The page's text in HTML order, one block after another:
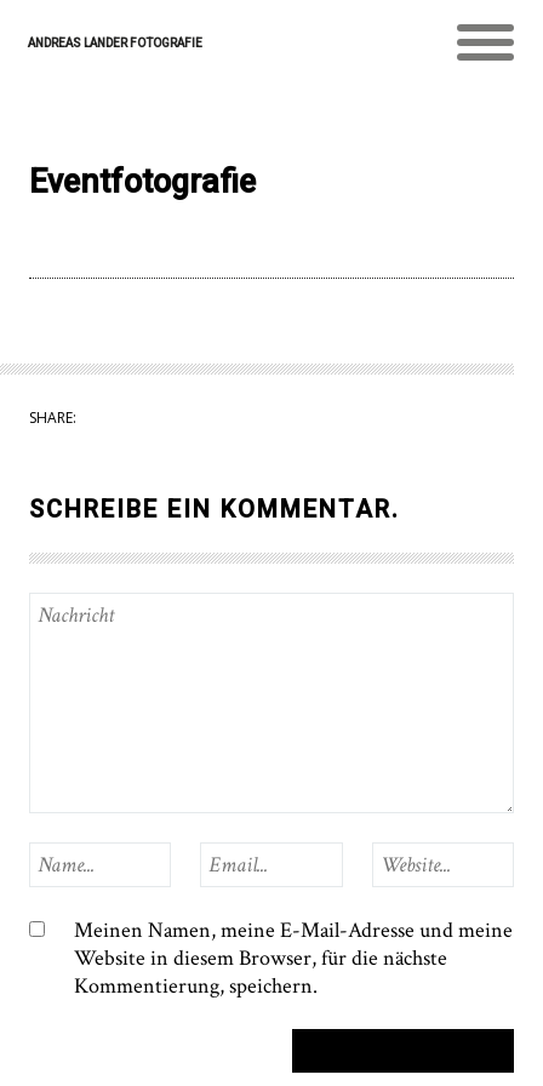
ANDREAS LANDER FOTOGRAFIE
Eventfotografie
SHARE:
SCHREIBE EIN KOMMENTAR.
Meinen Namen, meine E-Mail-Adresse und meine
Website in diesem Browser, für die nächste
Kommentierung, speichern.